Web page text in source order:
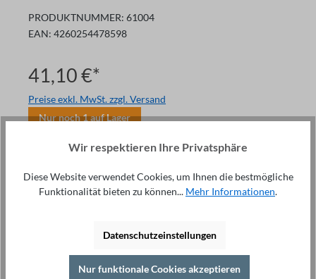
PRODUKTNUMMER: 61004
EAN: 4260254478598
41,10 €*
Preise exkl. MwSt. zzgl. Versand
Nur noch1auf Lager
Fachberatung unter
Wir respektieren Ihre Privatsphäre
Diese Website verwendet Cookies, um Ihnen die bestmögliche
Funktionalität bieten zu können... Mehr Informationen.
Datenschutzeinstellungen
Nur funktionale Cookies akzeptieren